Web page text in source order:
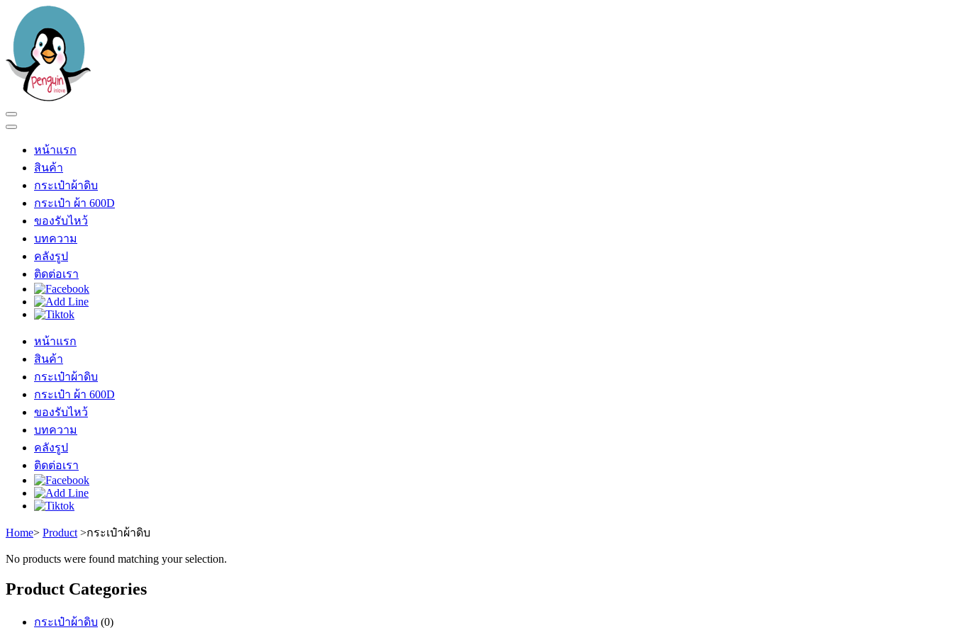
content
(Press
Enter)
ร้าน เพนกวินอินเลิฟ
หน้าแรก
สินค้า
กระเป๋าผ้าดิบ
กระเป๋า ผ้า 600D
ของรับไหว้
บทความ
คลังรูป
ติดต่อเรา
หน้าแรก
สินค้า
กระเป๋าผ้าดิบ
กระเป๋า ผ้า 600D
ของรับไหว้
บทความ
คลังรูป
ติดต่อเรา
Home> Product >กระเป๋าผ้าดิบ
No products were found matching your selection.
Product Categories
กระเป๋าผ้าดิบ (0)